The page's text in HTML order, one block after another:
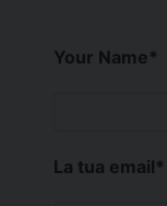
Your Name*
La tua email*